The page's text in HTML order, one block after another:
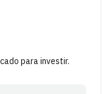
para investir.